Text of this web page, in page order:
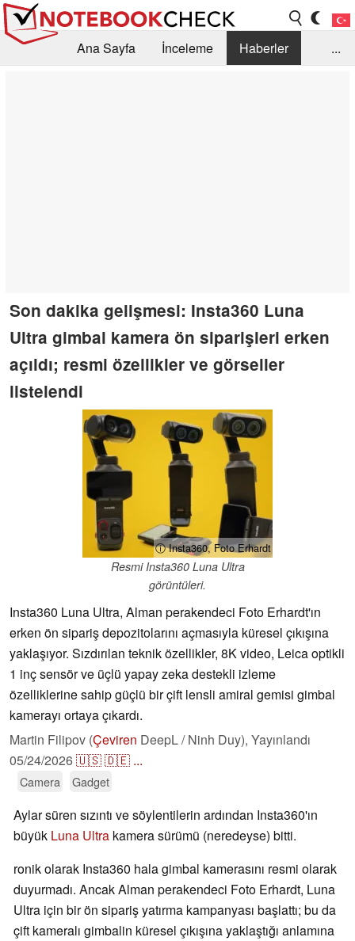
Ana Sayfa İnceleme
Haberler
...
Son dakika gelişmesi: Insta360 Luna
Ultra gimbal kamera ön siparişleri erken
açıldı; resmi özellikler ve görseller
listelendi
ⓘ Insta360, Foto Erhardt
Resmi Insta360 Luna Ultra
görüntüleri.
Insta360 Luna Ultra, Alman perakendeci Foto Erhardt'ın
erken ön sipariş depozitolarını açmasıyla küresel çıkışına
yaklaşıyor. Sızdırılan teknik özellikler, 8K video, Leica optikli
1 inç sensör ve üçlü yapay zeka destekli izleme
özelliklerine sahip güçlü bir çift lensli amiral gemisi gimbal
kamerayı ortaya çıkardı.
Martin Filipov (Çeviren DeepL / Ninh Duy), Yayınlandı
05/24/2026🇺🇸🇩🇪 ...
Camera Gadget
Aylar süren sızıntı ve söylentilerin ardından Insta360'ın
büyük Luna Ultra kamera sürümü (neredeyse) bitti.
ronik olarak Insta360 hala gimbal kamerasını resmi olarak
duyurmadı. Ancak Alman perakendeci Foto Erhardt, Luna
Ultra için bir ön sipariş yatırma kampanyası başlattı; bu da
çift kameralı gimbalin küresel çıkışına yaklaştığı anlamına